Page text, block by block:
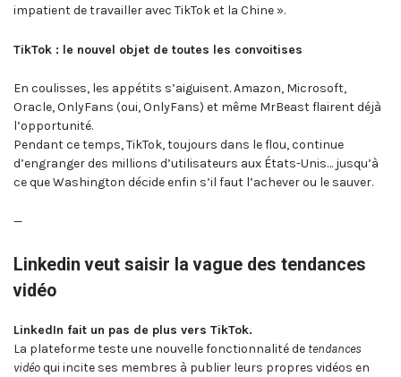
impatient de travailler avec TikTok et la Chine ».
TikTok : le nouvel objet de toutes les convoitises
En coulisses, les appétits s’aiguisent. Amazon, Microsoft,
Oracle, OnlyFans (oui, OnlyFans) et même MrBeast flairent déjà
l’opportunité.
Pendant ce temps, TikTok, toujours dans le flou, continue
d’engranger des millions d’utilisateurs aux États-Unis… jusqu’à
ce que Washington décide enfin s’il faut l’achever ou le sauver.
—
Linkedin veut saisir la vague des tendances
vidéo
LinkedIn fait un pas de plus vers TikTok.
La plateforme teste une nouvelle fonctionnalité de tendances
vidéoqui incite ses membres à publier leurs propres vidéos en